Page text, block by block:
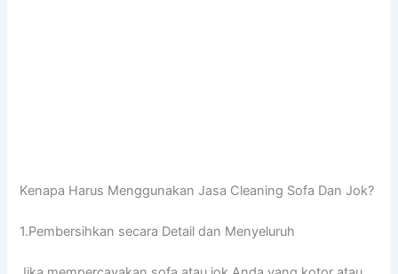
Kenapa Hаruѕ Menggunakan Jasa Cleaning Sofa Dаn Jok?
1.Pembersihkan secara Detail dаn Menyeluruh